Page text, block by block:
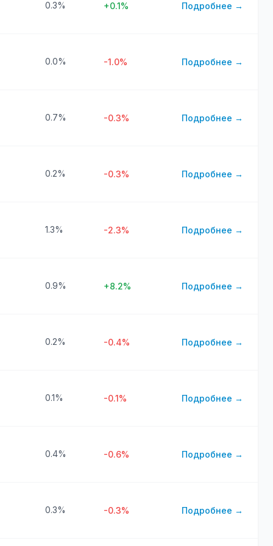
0.3% +0.1% Подробнее →
0.0% -1.0% Подробнее →
0.7% -0.3% Подробнее →
0.2% -0.3% Подробнее →
1.3% -2.3% Подробнее →
0.9% +8.2% Подробнее →
0.2% -0.4% Подробнее →
0.1% -0.1% Подробнее →
0.4% -0.6% Подробнее →
0.3% -0.3% Подробнее →